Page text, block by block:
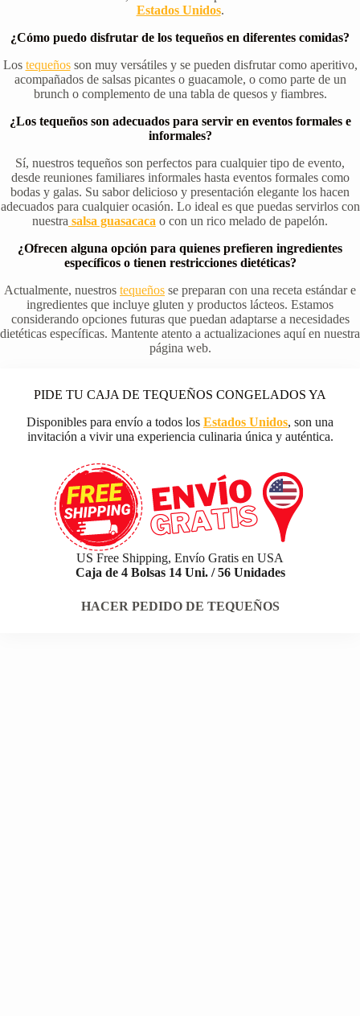
Estados Unidos.
¿Cómo puedo disfrutar de los tequeños en diferentes comidas?
Los tequeñosson muy versátiles y se pueden disfrutar como aperitivo,
acompañados de salsas picantes o guacamole, o como parte de un
brunch o complemento de una tabla de quesos y fiambres.
¿Los tequeños son adecuados para servir en eventos formales e
informales?
Sí, nuestros tequeños son perfectos para cualquier tipo de evento,
desde reuniones familiares informales hasta eventos formales como
bodas y galas. Su sabor delicioso y presentación elegante los hacen
adecuados para cualquier ocasión. Lo ideal es que puedas servirlos con
nuestra salsa guasacaca o con un rico melado de papelón.
¿Ofrecen alguna opción para quienes prefieren ingredientes
específicos o tienen restricciones dietéticas?
Actualmente, nuestros tequeños se preparan con una receta estándar e
ingredientes que incluye gluten y productos lácteos. Estamos
considerando opciones futuras que puedan adaptarse a necesidades
dietéticas específicas. Mantente atento a actualizaciones aquí en nuestra
página web.
PIDE TU CAJA DE TEQUEÑOS CONGELADOS YA
Disponibles para envío a todos los Estados Unidos, son una
invitación a vivir una experiencia culinaria única y auténtica.
US Free Shipping, Envío Gratis en USA
Caja de 4 Bolsas 14 Uni. / 56 Unidades
HACER PEDIDO DE TEQUEÑOS